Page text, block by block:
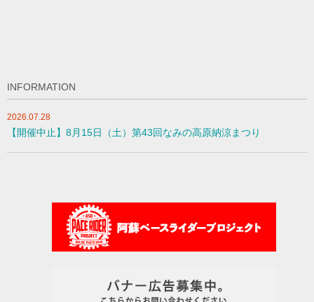
INFORMATION
2026.07.28
【開催中止】8月15日（土）第43回なみの高原納涼まつり